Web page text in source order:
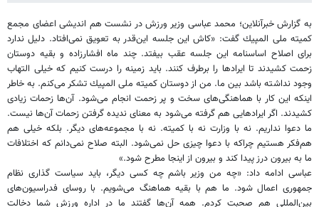
به گزارش خبرآنلاین؛ محمد عباسی وزیر ورزش در نشست هم اندیشی اعضای مجمع
كمیته ملی المپیك گفت: «كاش این جلسه این‌قدر به تعویق نمی‌افتاد. دلیل ندارد
برای اصلاح اساسنامه این جلسه عقب بیفتد. چند ماه افشارزاده و بقیه دوستان
زحمت كشیدند تا ایرادها را برطرف كنند. باید زمینه را درست كنیم كه خیلی التهاب
وجود نداشته باشد بین ما. من از دوستان كمیته ملی المپیك تشكر می‌كنم. به خاطر
اینكه این كار با هماهنگی‌های سخت و پر زحمت انجام می‌شود. آن‌ها زحمات زیادی
كشیدند. اگر ایرادهایی هم گرفته می‌شود به معنای ندیده گرفتن زحمات آن‌ها نیست.
ما دعوا نداریم. نه با وزارت نه با كمیته. نه با مجموعه‌های دیگر. بلكه خیلی هم
هم‌فكر هستیم چراكه با دعوا چیزی حل نمی‌شود. البته صلاح نمی‌دانم كه اختلافات
ما به بیرون درز پیدا كند و بیرون از اینجا مطرح شود.»
عباسی ادامه داد: «چه من وزیر باشم چه كسی دیگر، باید سیاست گذاری نظام
جمهوری اعمال شود. ما هم با بقیه هماهنگ می‌شویم. با روسای فدراسیون‌های
بین‌المللی هم صحبت كردم. همه آن‌ها گفتند ما در اداره ورزش شما دخالت